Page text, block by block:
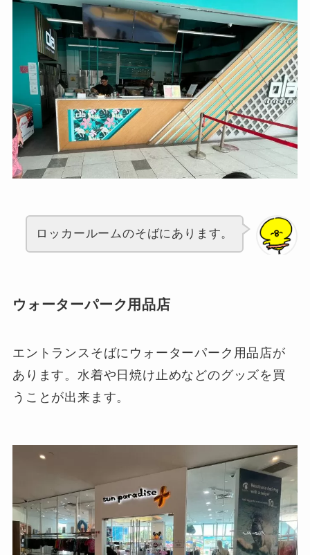
ロッカールームのそばにあります。
ウォーターパーク用品店
エントランスそばにウォーターパーク用品店が
あります。水着や日焼け止めなどのグッズを買
うことが出来ます。